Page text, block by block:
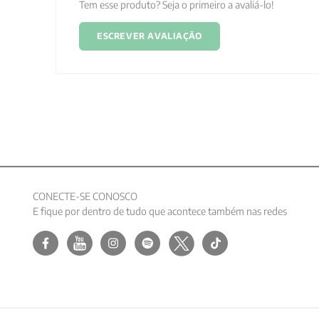
Tem esse produto? Seja o primeiro a avaliá-lo!
ESCREVER AVALIAÇÃO
CONECTE-SE CONOSCO
E fique por dentro de tudo que acontece também nas redes